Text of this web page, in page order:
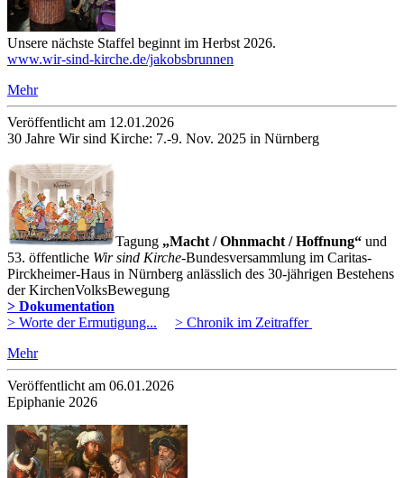
Unsere nächste Staffel beginnt im Herbst 2026.
www.wir-sind-kirche.de/jakobsbrunnen
Mehr
Veröffentlicht am 12­.01.2026
30 Jahre Wir sind Kirche: 7.-9. Nov. 2025 in Nürnberg
Tagung „Macht / Ohnmacht / Hoffnung“ und
53. öffentliche Wir sind Kirche-Bundesversammlung im Caritas-
Pirckheimer-Haus in Nürnberg anlässlich des 30-jährigen Bestehens
der KirchenVolksBewegung
> Dokumentation
> Worte der Ermutigung...
> Chronik im Zeitraffer
Mehr
Veröffentlicht am 06­.01.2026
Epiphanie 2026